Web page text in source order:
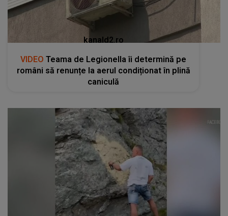
kanald2.ro
VIDEO Teama de Legionella îi determină pe
români să renunțe la aerul condiționat în plină
caniculă